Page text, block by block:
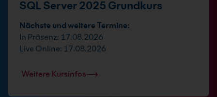
SQL Server 2025 Grundkurs
Nächste und weitere Termine:
In Präsenz: 17.08.2026
Live Online: 17.08.2026
Weitere Kursinfos